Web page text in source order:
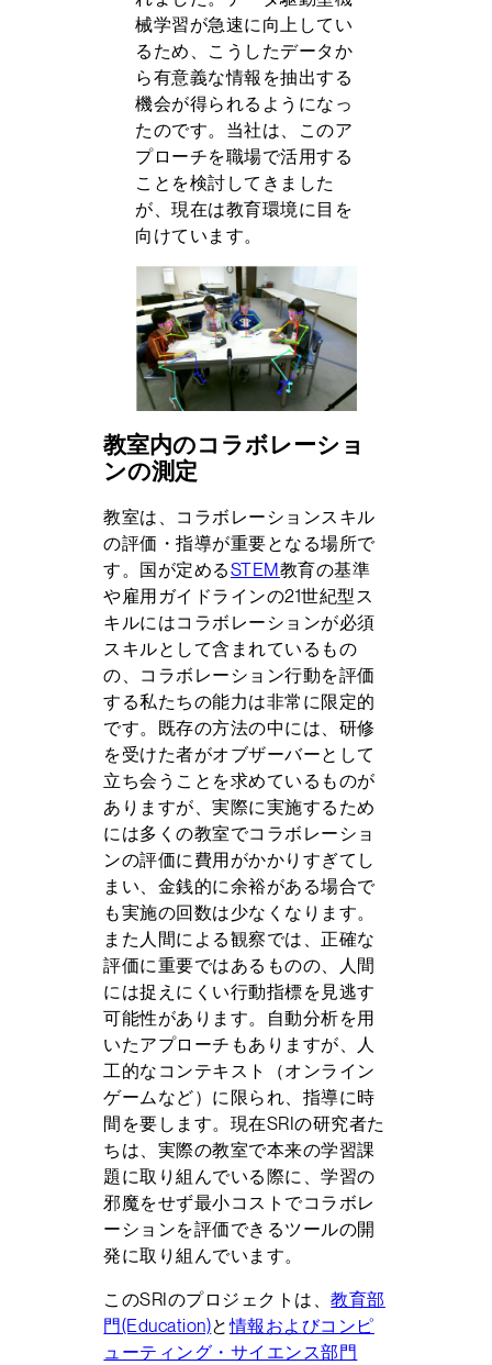
械学習が急速に向上してい
るため、こうしたデータか
ら有意義な情報を抽出する
機会が得られるようになっ
たのです。当社は、このア
プローチを職場で活用する
ことを検討してきました
が、現在は教育環境に目を
向けています。
教室内のコラボレーショ
ンの測定
教室は、コラボレーションスキル
の評価・指導が重要となる場所で
す。国が定めるSTEM教育の基準
や雇用ガイドラインの21世紀型ス
キルにはコラボレーションが必須
スキルとして含まれているもの
の、コラボレーション行動を評価
する私たちの能力は非常に限定的
です。既存の方法の中には、研修
を受けた者がオブザーバーとして
立ち会うことを求めているものが
ありますが、実際に実施するため
には多くの教室でコラボレーショ
ンの評価に費用がかかりすぎてし
まい、金銭的に余裕がある場合で
も実施の回数は少なくなります。
また人間による観察では、正確な
評価に重要ではあるものの、人間
には捉えにくい行動指標を見逃す
可能性があります。自動分析を用
いたアプローチもありますが、人
工的なコンテキスト（オンライン
ゲームなど）に限られ、指導に時
間を要します。現在SRIの研究者た
ちは、実際の教室で本来の学習課
題に取り組んでいる際に、学習の
邪魔をせず最小コストでコラボレ
ーションを評価できるツールの開
発に取り組んでいます。
このSRIのプロジェクトは、教育部
門(Education)と情報およびコンピ
ューティング・サイエンス部門